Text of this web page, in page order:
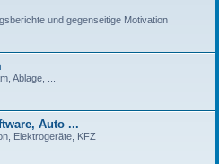
und gegenseitige Motivation
Ablage, ...
Auto ...
Elektrogeräte, KFZ